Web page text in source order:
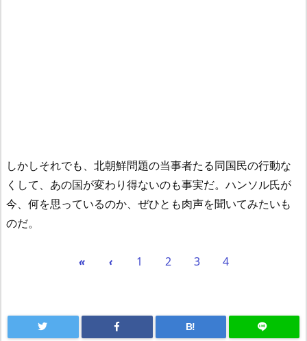
しかしそれでも、北朝鮮問題の当事者たる同国民の行動な
くして、あの国が変わり得ないのも事実だ。ハンソル氏が
今、何を思っているのか、ぜひとも肉声を聞いてみたいも
のだ。
« ‹ 1 2 3 4
B!